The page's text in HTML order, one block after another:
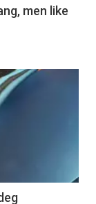
men like